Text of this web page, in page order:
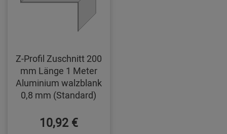
Z-Profil Zuschnitt 200
mm Länge 1 Meter
Aluminium walzblank
0,8 mm (Standard)
10,92 €